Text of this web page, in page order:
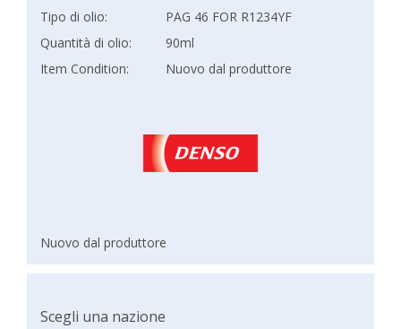
Tipo di olio:
PAG 46 FOR R1234YF
Quantità di olio:
90ml
Item Condition:
Nuovo dal produttore
Nuovo dal produttore
Scegli una nazione